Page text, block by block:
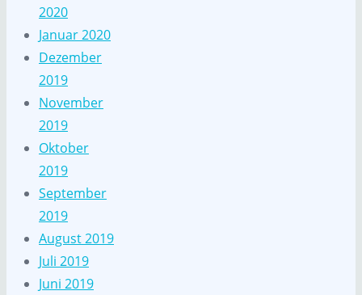
2020
Januar 2020
Dezember
2019
November
2019
Oktober
2019
September
2019
August 2019
Juli 2019
Juni 2019